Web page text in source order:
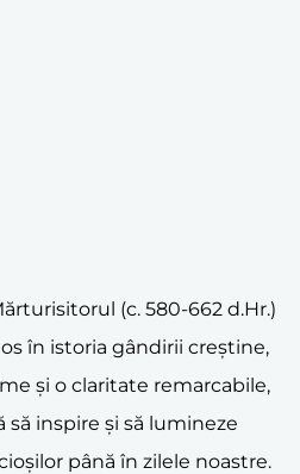
(c. 580-662 d.Hr.)
în istoria gândirii creștine,
și o claritate remarcabile,
inspire și să lumineze
până în zilele noastre.